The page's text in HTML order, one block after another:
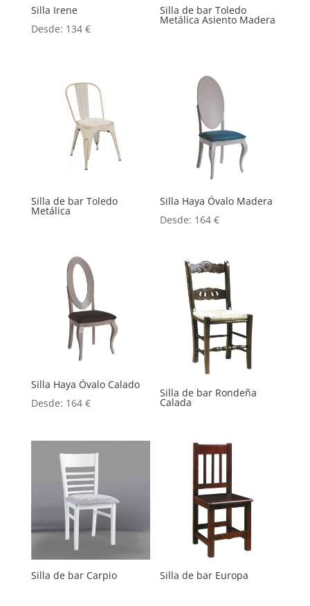
Silla Irene
Desde: 134 €
Silla de bar Toledo
Metálica Asiento Madera
Silla de bar Toledo
Metálica
Silla Haya Óvalo Madera
Desde: 164€
Silla Haya Óvalo Calado
Desde: 164 €
Silla de bar Rondeña
Calada
Silla de bar Carpio Silla de bar Europa